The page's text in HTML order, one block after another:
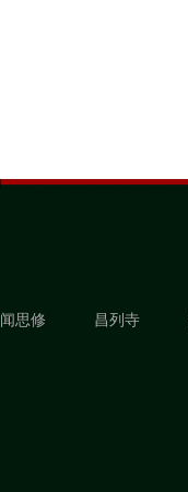
闻思修 昌列寺